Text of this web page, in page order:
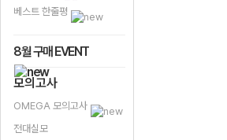
베스트 한줄평
8월 구매 EVENT
모의고사
OMEGA 모의고사
전대실모